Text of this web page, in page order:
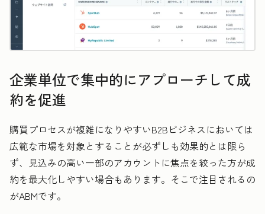
企業単位で集中的にアプローチして成
約を促進
購買プロセスが複雑になりやすいB2Bビジネスにおいては
広範な市場を対象とすることが必ずしも効果的とは限ら
ず、見込みの高い一部のアカウントに焦点を絞った方が成
約を最大化しやすい場合もあります。そこで注目されるの
がABMです。